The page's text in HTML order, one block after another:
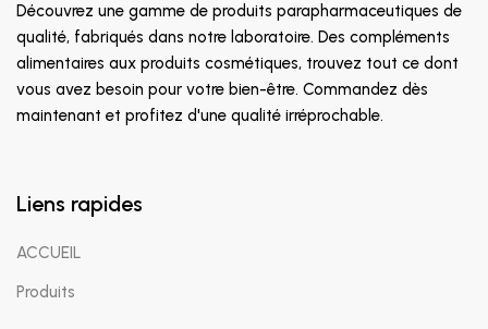
Découvrez une gamme de produits parapharmaceutiques de
qualité, fabriqués dans notre laboratoire. Des compléments
alimentaires aux produits cosmétiques, trouvez tout ce dont
vous avez besoin pour votre bien-être. Commandez dès
maintenant et profitez d'une qualité irréprochable.
Liens rapides
ACCUEIL
Produits